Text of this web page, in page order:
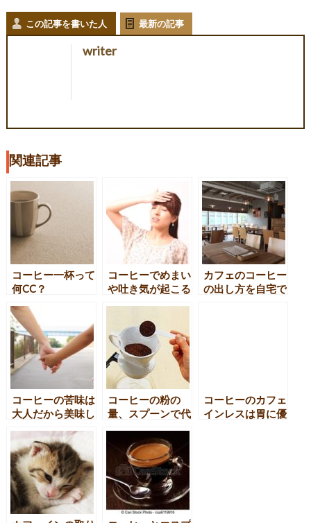
この記事を書いた人 最新の記事
writer
関連記事
コーヒー一杯って
何CC？
コーヒーでめまい
や吐き気が起こる
カフェのコーヒー
の出し方を自宅で
コーヒーの苦味は
大人だから美味し
コーヒーの粉の
量、スプーンで代
コーヒーのカフェ
インレスは胃に優